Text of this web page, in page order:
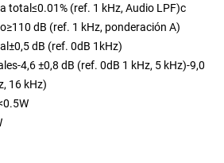
total≤0.01% (ref. 1 kHz, Audio LPF)c
dB (ref. 1 kHz, ponderación A)
dB (ref. 0dB 1kHz)
4,6 ±0,8 dB (ref. 0dB 1 kHz, 5 kHz)-9,0
16 kHz)